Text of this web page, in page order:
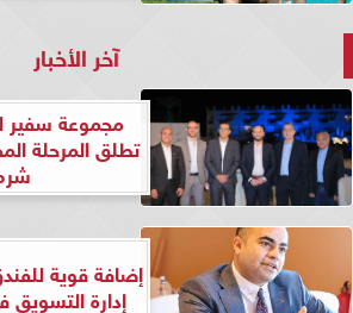
آخر الأخبار
مجموعة سفير
تطلق المرحلة
إضافة قوية
إدارة التسويق